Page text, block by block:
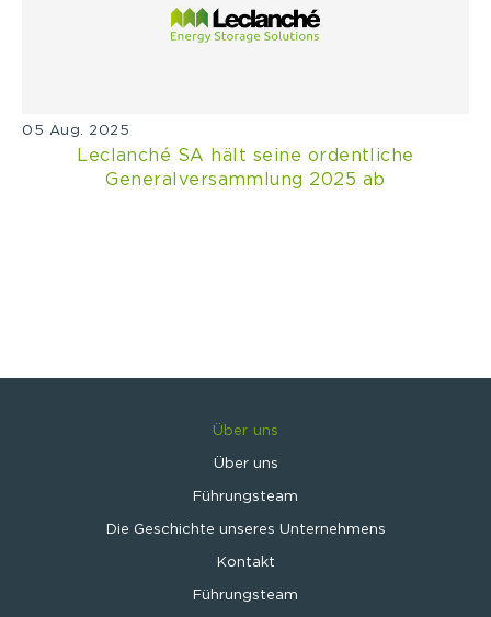
05 Aug. 2025
Leclanché SA hält seine ordentliche
Generalversammlung 2025 ab
Über uns
Über uns
Führungsteam
Die Geschichte unseres Unternehmens
Kontakt
Führungsteam